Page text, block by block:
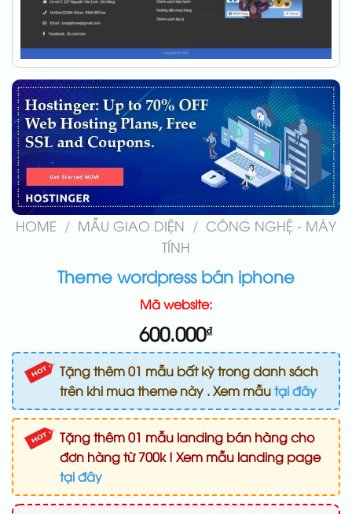
HOME / MẪU GIAO DIỆN / CÔNG NGHỆ - MÁY
TÍNH
Theme wordpress bán iphone
Mã website:
600.000₫
Tặng thêm 01 mẫu bất kỳ trong danh sách
trên khi mua theme này . Xem mẫutại đây
Tặng thêm 01 mẫu landing bán hàng cho
đơn hàng từ 700k ! Xem mẫu landing page
tại đây